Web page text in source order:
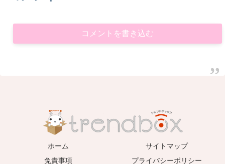
コメントを書き込む
ホーム
サイトマップ
免責事項
プライバシーポリシー